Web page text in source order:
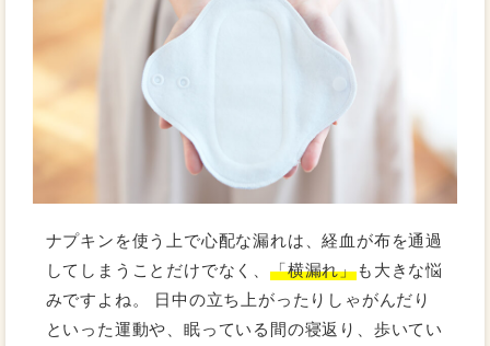
ナプキンを使う上で心配な漏れは、経血が布を通過
してしまうことだけでなく、「横漏れ」も大きな悩
みですよね。 日中の立ち上がったりしゃがんだり
といった運動や、眠っている間の寝返り、歩いてい